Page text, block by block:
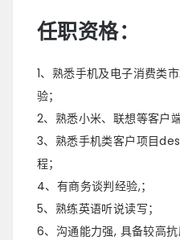
任职资格：
1、熟悉手机及电子消费类
验；
2、熟悉小米、联想等客户
3、熟悉手机类客户项目
程；
4、有商务谈判经验,；
5、熟练英语听说读写；
6、沟通能力强, 具备较高抗